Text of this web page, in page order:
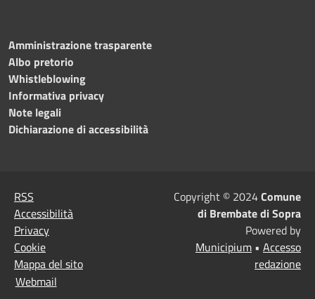
Amministrazione trasparente
Albo pretorio
Whistleblowing
Informativa privacy
Note legali
Dichiarazione di accessibilità
RSS
Accessibilità
Privacy
Cookie
Mappa del sito
Webmail
Copyright © 2024Comune
di Brembate di Sopra
Powered by
Municipium • Accesso
redazione